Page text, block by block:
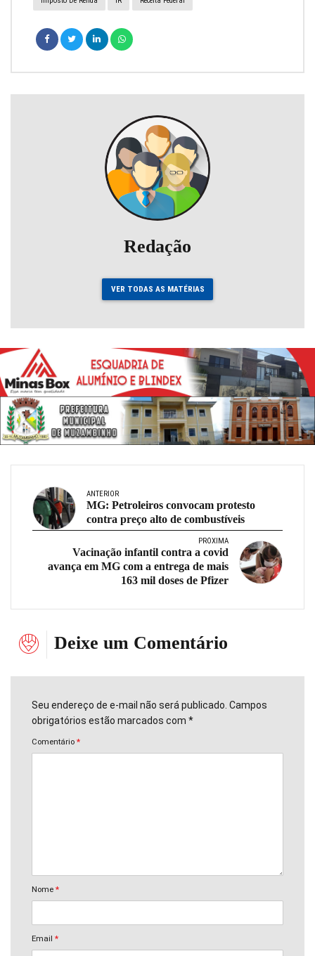
Redação
VER TODAS AS MATÉRIAS
ANTERIOR
MG: Petroleiros convocam protesto
contra preço alto de combustíveis
PRÓXIMA
Vacinação infantil contra a covid
avança em MG com a entrega de mais
163 mil doses de Pfizer
Deixe um Comentário
Seu endereço de e-mail não será publicado. Campos
obrigatórios estão marcados com *
Comentário *
Nome *
Email *